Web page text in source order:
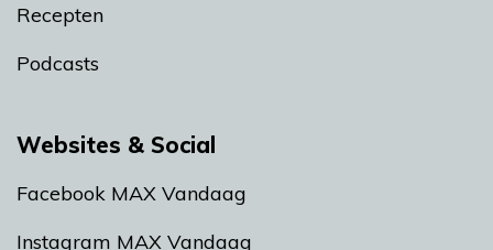
Recepten
Podcasts
Websites & Social
Facebook MAX Vandaag
Instagram MAX Vandaag